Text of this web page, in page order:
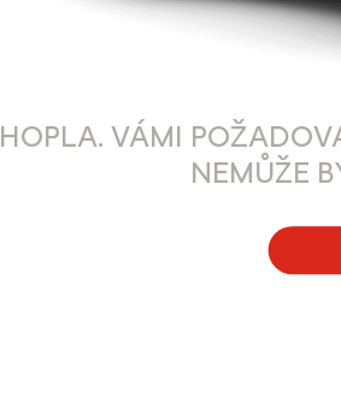
HOPLA. VÁMI
NEMŮŽE